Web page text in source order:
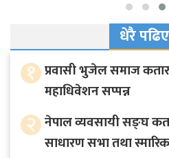
धेरै
१ प्रवासी भुजेल समाज
महाधिवेशन सप्पन्न
२ नेपाल व्यवसायी सङ्घ
साधारण सभा तथा